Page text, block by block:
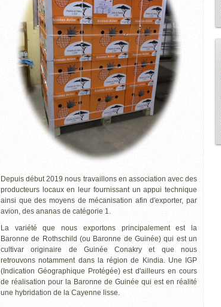
Depuis début 2019 nous travaillons en association avec des
producteurs locaux en leur fournissant un appui technique
ainsi que des moyens de mécanisation afin d'exporter, par
avion, des ananas de catégorie 1.
La variété que nous exportons principalement est la
Baronne de Rothschild (ou Baronne de Guinée) qui est un
cultivar originaire de Guinée Conakry et que nous
retrouvons notamment dans la région de Kindia. Une IGP
(Indication Géographique Protégée) est d'ailleurs en cours
de réalisation pour la Baronne de Guinée qui est en réalité
une hybridation de la Cayenne lisse.